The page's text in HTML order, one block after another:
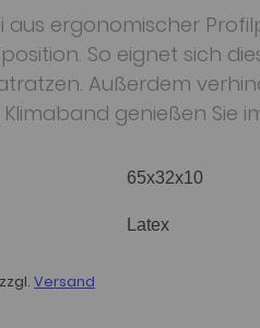
aus ergonomischer
So eignet sich
Außerdem
genießen Sie
Versand